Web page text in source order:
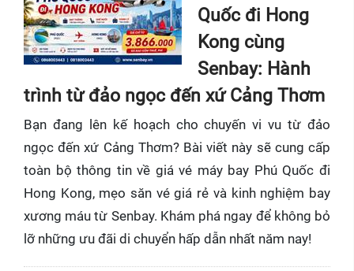
Quốc đi Hong
Kong cùng
Senbay: Hành
trình từ đảo ngọc đến xứ Cảng Thơm
Bạn đang lên kế hoạch cho chuyến vi vu từ đảo
ngọc đến xứ Cảng Thơm? Bài viết này sẽ cung cấp
toàn bộ thông tin về giá vé máy bay Phú Quốc đi
Hong Kong, mẹo săn vé giá rẻ và kinh nghiệm bay
xương máu từ Senbay. Khám phá ngay để không bỏ
lỡ những ưu đãi di chuyển hấp dẫn nhất năm nay!